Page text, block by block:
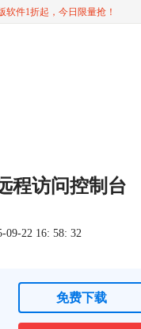
软件1折起，今日限量抢！
程访问控制台
09-22 16: 58: 32
免费下载